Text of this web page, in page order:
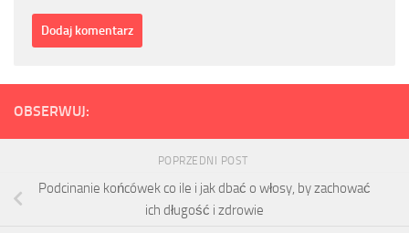
OBSERWUJ:
POPRZEDNI POST
Podcinanie końcówek co ile i jak dbać o włosy, by zachować
ich długość i zdrowie